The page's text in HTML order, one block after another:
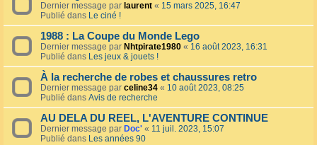
Dernier message par laurent « 15 mars 2025, 16:47
Publié dans Le ciné !
1988 : La Coupe du Monde Lego
Dernier message par Nhtpirate1980 « 16 août 2023, 16:31
Publié dans Les jeux & jouets !
À la recherche de robes et chaussures retro
Dernier message par celine34 « 10 août 2023, 08:25
Publié dans Avis de recherche
AU DELA DU REEL, L'AVENTURE CONTINUE
Dernier message par Doc' « 11 juil. 2023, 15:07
Publié dans Les années 90